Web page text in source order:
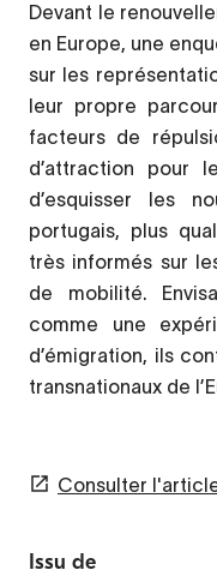
Devant le
en Europe, une
sur les
leur propre
facteurs de
d’attraction pour
d’esquisser les
portugais, plus
très informés sur
de mobilité.
comme une
d’émigration, ils
transnationaux de
Consulter
Issu de